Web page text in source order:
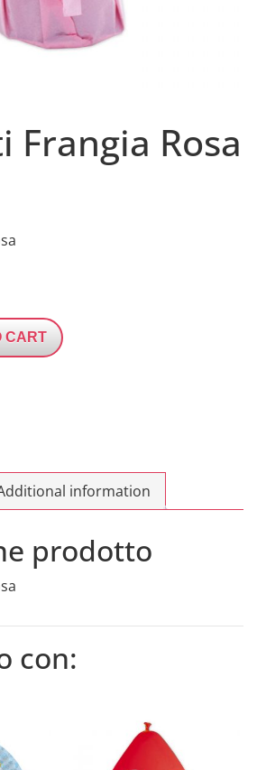
Frangia Rosa
CART
information
prodotto
con: